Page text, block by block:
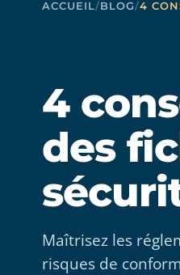
ACCUEIL/BLOG/4
4
des
Maîtrisez les
risques de